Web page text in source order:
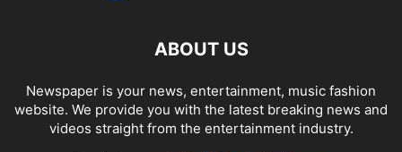
ABOUT US
Newspaper is your news, entertainment, music fashion
website. We provide you with the latest breaking news and
videos straight from the entertainment industry.